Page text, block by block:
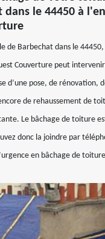
dans le 44450 à
de Barbechat dans le
Couverture peut
d’une pose, de rénovation,
de rehaussement de
Le bâchage de toiture
donc la joindre par
en bâchage de